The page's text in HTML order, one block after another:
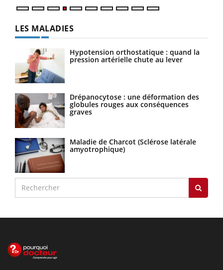
LES MALADIES
Hypotension orthostatique : quand la
pression artérielle chute au lever
Drépanocytose : une déformation des
globules rouges aux conséquences
graves
Maladie de Charcot (Sclérose latérale
amyotrophique)